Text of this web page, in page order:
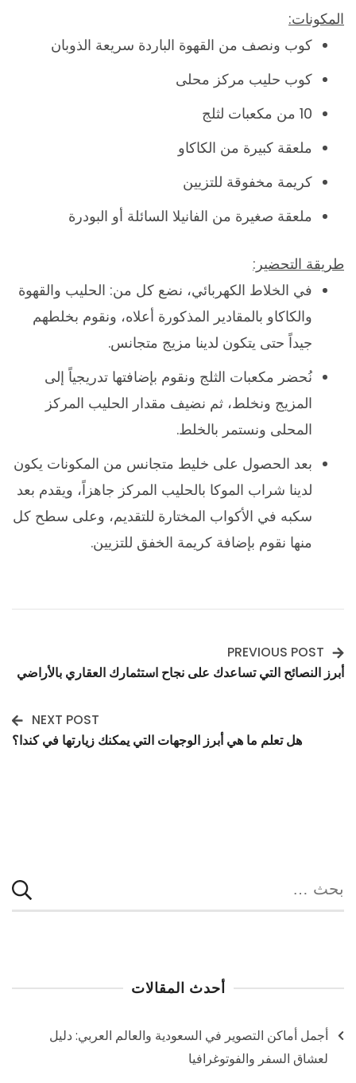
المكونات:
كوب ونصف من القهوة الباردة سريعة الذوبان
كوب حليب مركز محلى
10 من مكعبات لثلج
ملعقة كبيرة من الكاكاو
كريمة مخفوقة للتزيين
ملعقة صغيرة من الفانيلا السائلة أو البودرة
طريقة التحضير:
في الخلاط الكهربائي، نضع كل من: الحليب والقهوة
والكاكاو بالمقادير المذكورة أعلاه، ونقوم بخلطهم
جيداً حتى يتكون لدينا مزيج متجانس.
نُحضر مكعبات الثلج ونقوم بإضافتها تدريجياً إلى
المزيج ونخلط، ثم نضيف مقدار الحليب المركز
المحلى ونستمر بالخلط.
بعد الحصول على خليط متجانس من المكونات يكون
لدينا شراب الموكا بالحليب المركز جاهزاً، ويقدم بعد
سكبه في الأكواب المختارة للتقديم، وعلى سطح كل
منها نقوم بإضافة كريمة الخفق للتزيين.
Post
PREVIOUS POST
أبرز النصائح التي تساعدك على نجاح استثمارك العقاري بالأراضي
NEXT POST
هل تعلم ما هي أبرز الوجهات التي يمكنك زيارتها في كندا؟
البحث
عن:
أحدث المقالات
أجمل أماكن التصوير في السعودية والعالم العربي: دليل
لعشاق السفر والفوتوغرافيا